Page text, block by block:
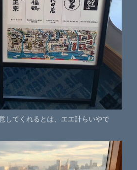
してくれるとは、エエ計らいやで